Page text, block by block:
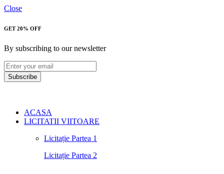
Close
GET 20% OFF
By subscribing to our newsletter
Subscribe
ACASA
LICITATII VIITOARE
Licitație Partea 1
Licitație Partea 2